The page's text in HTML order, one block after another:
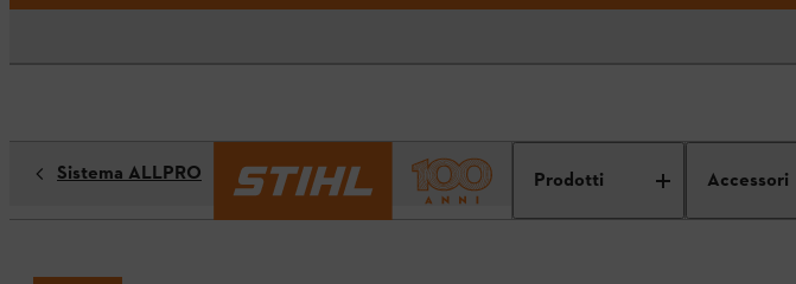
Prodotti Accessori
Sistema ALLPRO